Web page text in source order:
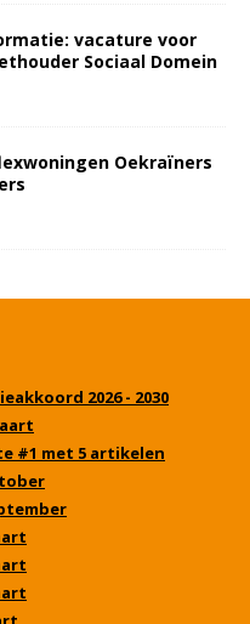
vacature voor
Sociaal Domein
Oekraïners
2026 - 2030
#1 met 5 artikelen